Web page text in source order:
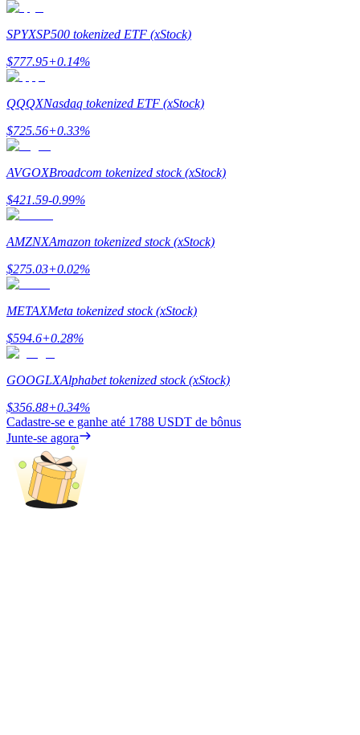
Investimento Automático
Obtenha lucro a longo prazo e interesses flexíveis
Aprenda a apostar
SPYXSP500 tokenized ETF (xStock)
$777.95+0.14%
QQQXNasdaq tokenized ETF (xStock)
$725.56+0.33%
AVGOXBroadcom tokenized stock (xStock)
$421.59-0.99%
AMZNXAmazon tokenized stock (xStock)
$275.03+0.02%
METAXMeta tokenized stock (xStock)
$594.6+0.28%
GOOGLXAlphabet tokenized stock (xStock)
$356.88+0.34%
Cadastre-se e ganhe até 1788 USDT de bônus
Junte-se agora